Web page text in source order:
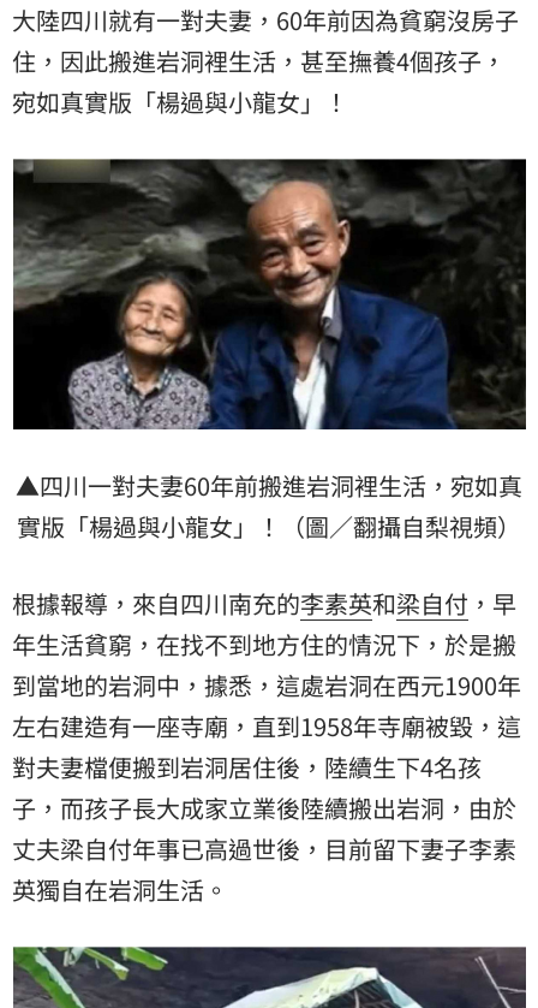
大陸四川就有一對夫妻，60年前因為貧窮沒房子
住，因此搬進岩洞裡生活，甚至撫養4個孩子，
宛如真實版「楊過與小龍女」！
▲四川一對夫妻60年前搬進岩洞裡生活，宛如真
實版「楊過與小龍女」！（圖／翻攝自梨視頻）
根據報導，來自四川南充的李素英和梁自付 ，早
年生活貧窮，在找不到地方住的情況下，於是搬
到當地的岩洞中，據悉，這處岩洞在西元1900年
左右建造有一座寺廟，直到1958年寺廟被毀，這
對夫妻檔便搬到岩洞居住後，陸續生下4名孩
子，而孩子長大成家立業後陸續搬出岩洞，由於
丈夫梁自付年事已高過世後，目前留下妻子李素
英獨自在岩洞生活。